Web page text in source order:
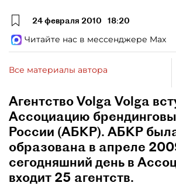
24 февраля 2010 18:20
Читайте нас в мессенджере Max
Все материалы автора
Агентство Volga Volga
Ассоциацию
России (АБКР). АБКР
образована в апреле
сегодняшний день в
входит 25 агентств.